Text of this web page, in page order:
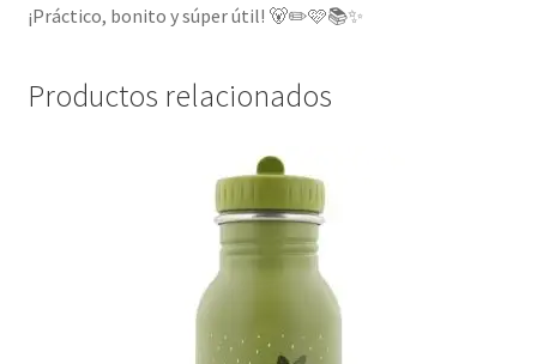
¡Práctico, bonito y súper útil! 🐻✏️🩷📚✨
Productos relacionados